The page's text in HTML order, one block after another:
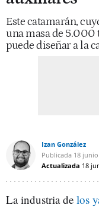
Este catamarán,
una masa de 5.000
puede diseñar a la
Izan González
Publicada 18
Actualizada 18
La industria de los